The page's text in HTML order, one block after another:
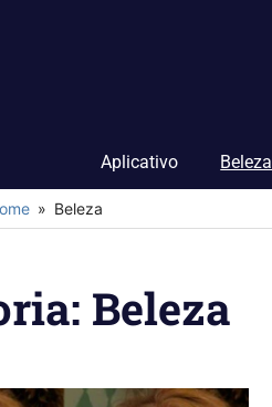
Aplicativo Beleza
Beleza
Beleza